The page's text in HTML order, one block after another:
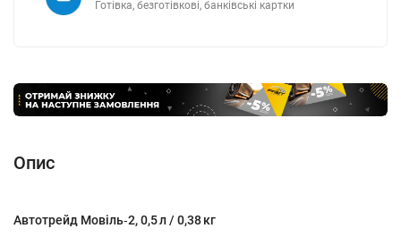
Готівка, безготівкові, банківські картки
Опис
Автотрейд Мовіль‑2, 0,5 л / 0,38 кг